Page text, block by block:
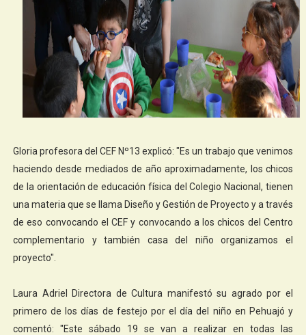
Gloria profesora del CEF Nº13 explicó: "Es un trabajo que venimos
haciendo desde mediados de año aproximadamente, los chicos
de la orientación de educación física del Colegio Nacional, tienen
una materia que se llama Diseño y Gestión de Proyecto y a través
de eso convocando el CEF y convocando a los chicos del Centro
complementario y también casa del niño organizamos el
proyecto".
Laura Adriel Directora de Cultura manifestó su agrado por el
primero de los días de festejo por el día del niño en Pehuajó y
comentó: "Este sábado 19 se van a realizar en todas las